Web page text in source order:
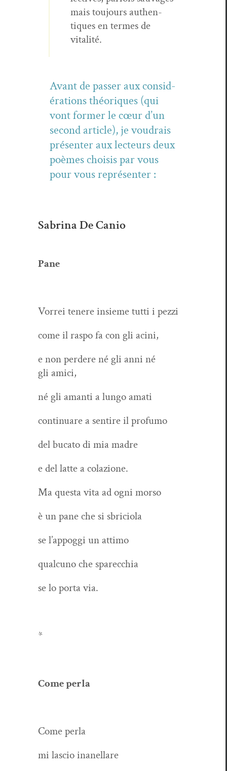
mais tou­jours authen­
tiques en ter­mes de
vitalité.
Avant de pass­er aux con­sid­
éra­tions théoriques (qui
vont for­mer le cœur d’un
sec­ond arti­cle), je voudrais
présen­ter aux lecteurs deux
poèmes choi­sis par vous
pour vous représenter :
Sabrina De Canio
Pane
Vor­rei tenere insieme tut­ti i pezzi
come il raspo fa con gli acini,
e non perdere né gli anni né
gli amici,
né gli aman­ti a lun­go amati
con­tin­uare a sen­tire il profumo
del buca­to di mia madre
e del lat­te a colazione.
Ma ques­ta vita ad ogni morso
è un pane che si sbriciola
se l’appoggi un attimo
qual­cuno che sparecchia
se lo por­ta via.
*
Come per­la
Come per­la
mi las­cio inanellare